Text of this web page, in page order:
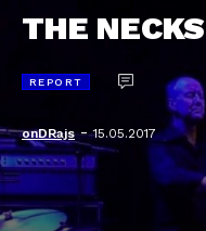
THE NECKS
REPORT
onDRajs-15.05.2017